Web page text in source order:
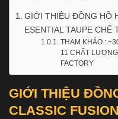
GIỚI THIỆU ĐỒNG HỒ
ESENTIAL TAUPE CHẾ
THAM KHẢO :
11 CHẤT
FACTORY
GIỚI THIỆU
CLASSIC